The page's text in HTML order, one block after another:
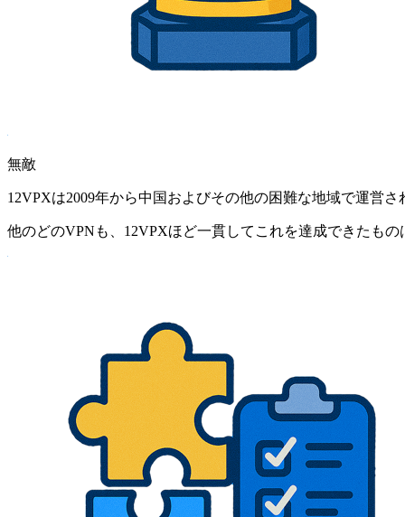
無敵
12VPXは2009年から中国およびその他の困難な地域で運営さ
他のどのVPNも、12VPXほど一貫してこれを達成できたもの